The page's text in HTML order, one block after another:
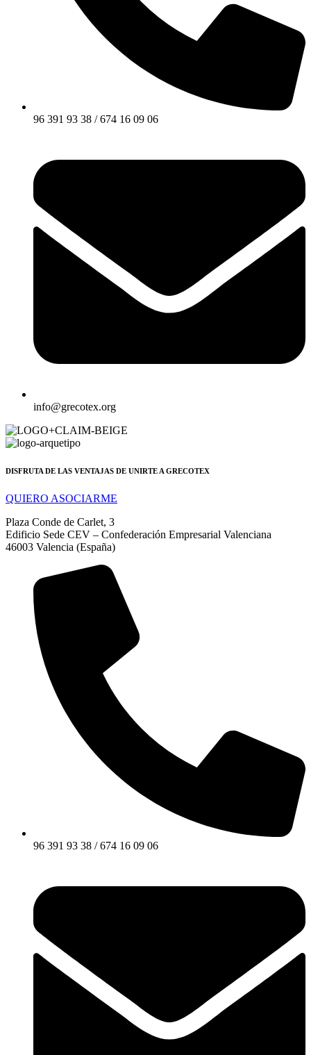
96 391 93 38 / 674 16 09 06
info@grecotex.org
DISFRUTA DE LAS VENTAJAS DE UNIRTE A GRECOTEX
QUIERO ASOCIARME
Plaza Conde de Carlet, 3
Edificio Sede CEV – Confederación Empresarial Valenciana
46003 Valencia (España)
96 391 93 38 / 674 16 09 06